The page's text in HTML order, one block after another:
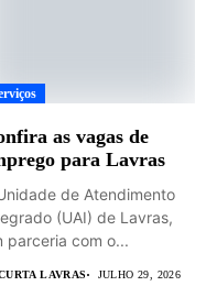
as vagas de
para Lavras
de Atendimento
(UAI) de Lavras,
parceria com o...
LAVRAS JULHO 29, 2026